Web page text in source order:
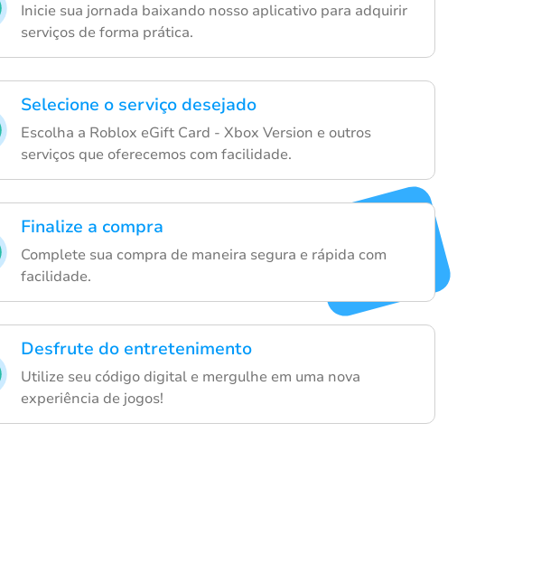
Inicie sua jornada baixando nosso aplicativo para adquirir
serviços de forma prática.
Selecione o serviço desejado
Escolha a Roblox eGift Card - Xbox Version e outros
serviços que oferecemos com facilidade.
Finalize a compra
Complete sua compra de maneira segura e rápida com
facilidade.
Desfrute do entretenimento
Utilize seu código digital e mergulhe em uma nova
experiência de jogos!